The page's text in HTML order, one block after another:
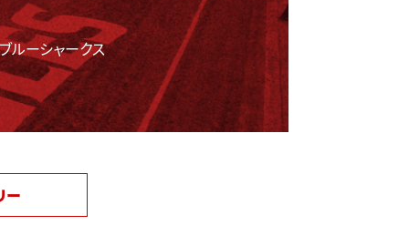
ルーシャークス
ー